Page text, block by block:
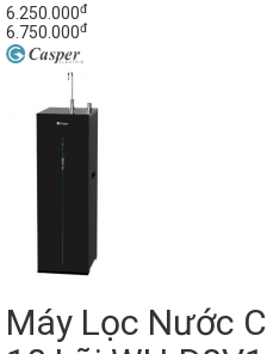
6.250.000đ
6.750.000đ
Máy Lọc Nước